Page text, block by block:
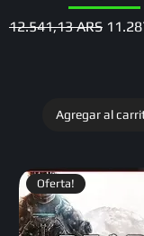
Precio
12.541,13 ARS
Agregar al
Oferta!